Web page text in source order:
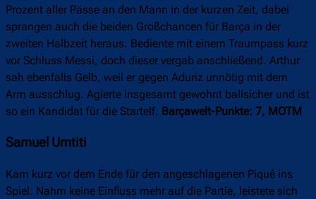
Prozent aller Pässe an den Mann in der kurzen Zeit, dabei
sprangen auch die beiden Großchancen für Barça in der
zweiten Halbzeit heraus. Bediente mit einem Traumpass kurz
vor Schluss Messi, doch dieser vergab anschließend. Arthur
sah ebenfalls Gelb, weil er gegen Aduriz unnötig mit dem
Arm ausschlug. Agierte insgesamt gewohnt ballsicher und ist
so ein Kandidat für die Startelf. Barçawelt-Punkte: 7, MOTM
Samuel Umtiti
Kam kurz vor dem Ende für den angeschlagenen Piqué ins
Spiel. Nahm keine Einfluss mehr auf die Partie, leistete sich